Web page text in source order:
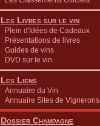
Les Livres sur le vin
Plein d'Idées de Cadeaux
Présentations de livres
Guides de vins
DVD sur le vin
Les Liens
Annuaire du Vin
Annuaire Sites de Vignerons
Dossier Champagne